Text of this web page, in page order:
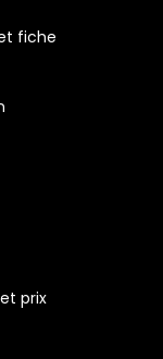
fiche
prix